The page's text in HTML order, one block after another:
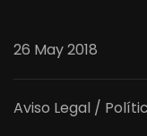
26 May 2018
Aviso Legal /